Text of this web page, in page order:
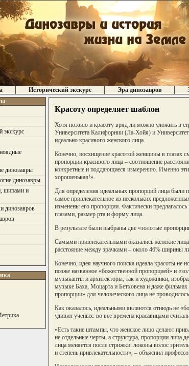
Исторический экскурс Эра динозавров
экскурс
динозавры
динозавры
шипами и
динозавров
Красоту определяет шаблон
Хотя поэзию и красоту вряд ли можно уложить в
Университета Калифорнии (Ла-Хойя) и
идеально красивого женского лица.
Конечно, восхищение красотой женщины в глазах
пропорции красивого лица – соотношение
конкретные и поддающиеся измерению. Именно
хорошенькая!».
Для определения идеальных пропорций лица были
самое привлекательное из нескольких
изменены его пропорции. Фактически
глазами, размер рта и форму лица.
В результате были выбраны две «золотые
Самыми привлекательными оказались женские
расстояние между зрачками – около 46% ширины
Конечно, идея научного поиска идеала красоты не
позже названное «божественной пропорцией» и
музыканты и архитекторы, так и художники,
музыке Баха, Моцарта и Бетховена и даже фильмах
пропорции» для человеческого лица не проводилось.
Как оказалось, идеальными являются отнюдь не
удивил ученых: во все времена красавицами
«Есть такие штампы, что женское лицо делают
не отдельные черты, а структура, пропорции лица
лица меняется после стрижки: локоны волос
и степень привлекательности», – объяснил